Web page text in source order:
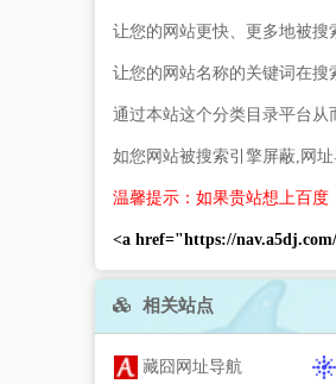
让您的网站更快、更多地被搜
让您的网站名称的关键词在
通过本站这个分类目录平台
如您网站被搜索引擎屏蔽,网
温馨提示：如果贵站想上百度
<a href="https://
相关站点
藏囧网址导航